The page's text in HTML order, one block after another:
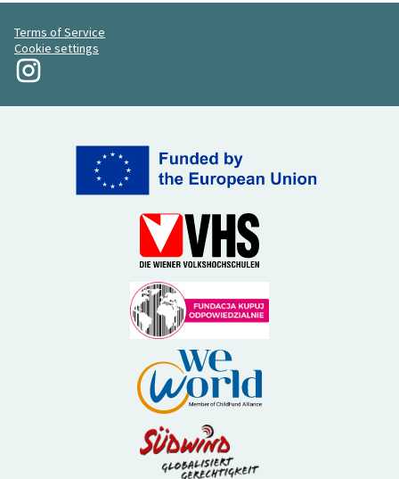
Terms of Service
Cookie settings
My Revolution at Instagram